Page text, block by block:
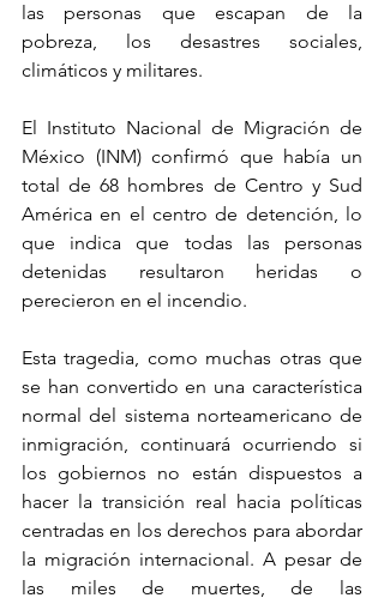
las personas que escapan de la
pobreza, los desastres sociales,
climáticos y militares.
El Instituto Nacional de Migración de
México (INM) confirmó que había un
total de 68 hombres de Centro y Sud
América en el centro de detención, lo
que indica que todas las personas
detenidas resultaron heridas o
perecieron en el incendio.
Esta tragedia, como muchas otras que
se han convertido en una característica
normal del sistema norteamericano de
inmigración, continuará ocurriendo si
los gobiernos no están dispuestos a
hacer la transición real hacia políticas
centradas en los derechos para abordar
la migración internacional. A pesar de
las miles de muertes, de las